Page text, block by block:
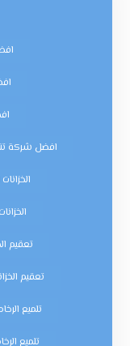
افضل شركة
تعقيم
تعقيم
تلميع
تلميع